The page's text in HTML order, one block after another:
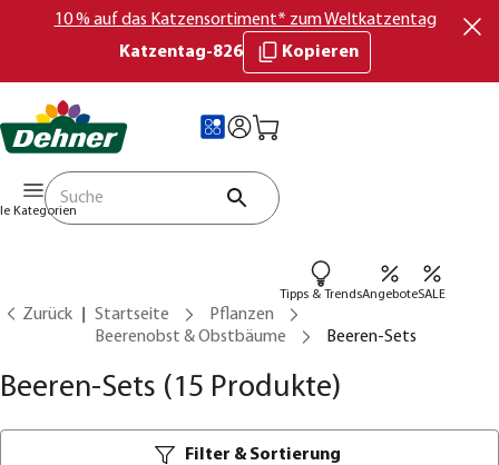
10 % auf das Katzensortiment* zum Weltkatzentag
Katzentag-826
Kopieren
Kategorien
Tipps & TrendsAngeboteSALE
Zurück Startseite
Pflanzen
Beerenobst & Obstbäume
Beeren-Sets
Beeren-Sets (15 Produkte)
Filter & Sortierung